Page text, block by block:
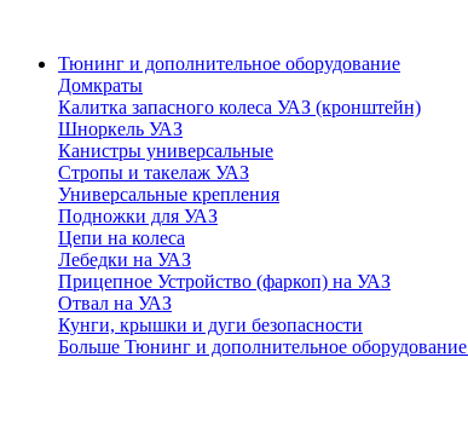
Тюнинг и дополнительное оборудование
Домкраты
Калитка запасного колеса УАЗ (кронштейн)
Шноркель УАЗ
Канистры универсальные
Стропы и такелаж УАЗ
Универсальные крепления
Подножки для УАЗ
Цепи на колеса
Лебедки на УАЗ
Прицепное Устройство (фаркоп) на УАЗ
Отвал на УАЗ
Кунги, крышки и дуги безопасности
Больше Тюнинг и дополнительное оборудование